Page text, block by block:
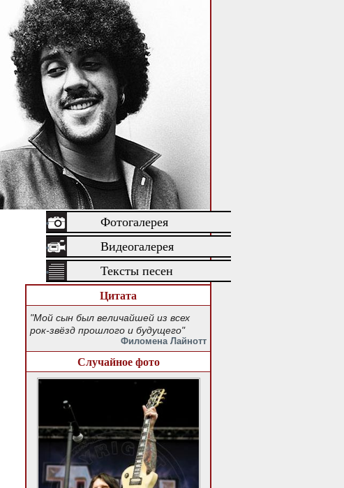
Фотогалерея
Видеогалерея
Тексты песен
Цитата
"Мой сын был величайшей из всех
рок-звёзд прошлого и будущего"
Филомена Лайнотт
Случайное фото